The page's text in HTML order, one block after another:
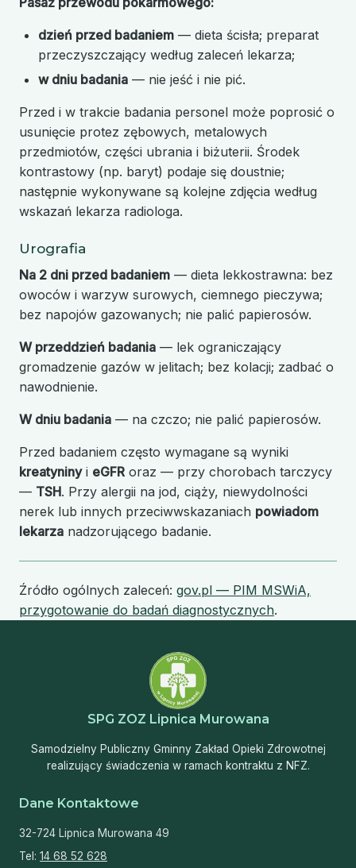
dzień przed badaniem — dieta ścisła; preparat
przeczyszczający według zaleceń lekarza;
w dniu badania — nie jeść i nie pić.
Przed i w trakcie badania personel może poprosić o
usunięcie protez zębowych, metalowych
przedmiotów, części ubrania i biżuterii. Środek
kontrastowy (np. baryt) podaje się doustnie;
następnie wykonywane są kolejne zdjęcia według
wskazań lekarza radiologa.
Urografia
Na 2 dni przed badaniem — dieta lekkostrawna: bez
owoców i warzyw surowych, ciemnego pieczywa;
bez napojów gazowanych; nie palić papierosów.
W przeddzień badania — lek ograniczający
gromadzenie gazów w jelitach; bez kolacji; zadbać o
nawodnienie.
W dniu badania — na czczo; nie palić papierosów.
Przed badaniem często wymagane są wyniki
kreatyninyi eGFR oraz — przy chorobach tarczycy
— TSH. Przy alergii na jod, ciąży, niewydolności
nerek lub innych przeciwwskazaniach powiadom
lekarza nadzorującego badanie.
Źródło ogólnych zaleceń: gov.pl — PIM MSWiA,
przygotowanie do badań diagnostycznych.
SPG ZOZ Lipnica Murowana
Samodzielny Publiczny Gminny Zakład Opieki Zdrowotnej
realizujący świadczenia w ramach kontraktu z NFZ.
Dane Kontaktowe
32-724 Lipnica Murowana 49
Tel: 14 68 52 628